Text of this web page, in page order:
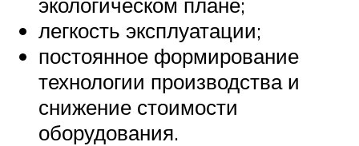
легкость эксплуатации;
постоянное формирование
технологии производства и
снижение стоимости
оборудования.